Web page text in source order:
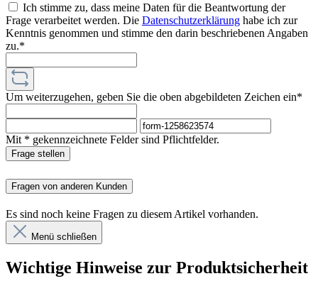
Ich stimme zu, dass meine Daten für die Beantwortung der
Frage verarbeitet werden. Die Datenschutzerklärung habe ich zur
Kenntnis genommen und stimme den darin beschriebenen Angaben
zu.*
Um weiterzugehen, geben Sie die oben abgebildeten Zeichen ein*
Mit * gekennzeichnete Felder sind Pflichtfelder.
Frage stellen
Fragen von anderen Kunden
Es sind noch keine Fragen zu diesem Artikel vorhanden.
Menü schließen
Wichtige Hinweise zur Produktsicherheit